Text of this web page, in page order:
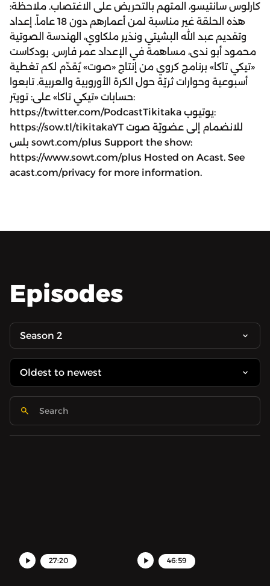
كارلوس سانتيسو، المتهم بالتحريض على الاغتصاب. ملاحظة:
هذه الحلقة غير مناسبة لمن أعمارهم دون 18 عاماً. إعداد
وتقديم عبد الله البشيتي ونذير ملكاوي، الهندسة الصوتية
محمود أبو ندى، مساهمة في الإعداد عمر فارس. بودكاست
«تيكي تاكا» برنامج كروي من إنتاج «صوت» يُقدّم لكم تغطية
أسبوعية وحوارات ثريّة حول الكرة الأوروبية والعربية. تابعوا
حسابات «تيكي تاكا» على: تويتر:
https://twitter.com/PodcastTikitaka يوتيوب:
https://sow.tl/tikitakaYT للانضمام إلى عضويّة صوت
بلس sowt.com/plus Support the show:
https://www.sowt.com/plus Hosted on Acast. See
acast.com/privacy for more information.
Episodes
Season 2
27:20 46:59